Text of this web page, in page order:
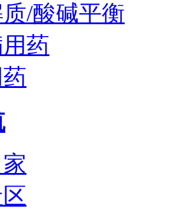
/酸碱平衡
药